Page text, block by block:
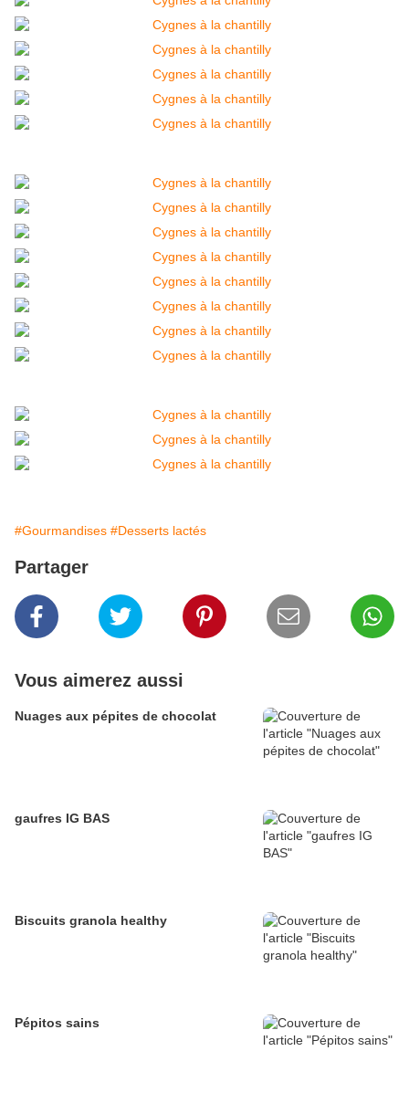
#Gourmandises #Desserts lactés
Partager
Vous aimerez aussi
Nuages aux pépites de chocolat
gaufres IG BAS
Biscuits granola healthy
Pépitos sains